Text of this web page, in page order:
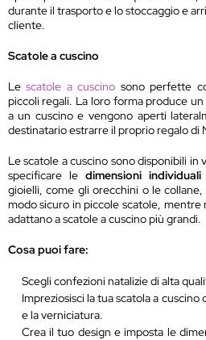
durante il trasporto e lo stoccaggio e
cliente.
Scatole a cuscino
Lescatole a cuscino sono perfette
piccoli regali. La loro forma produce
a un cuscino e vengono aperti
destinatario estrarre il proprio regalo di
Le scatole a cuscino sono disponibili in
specificare ledimensioni individuali
gioielli, come gli orecchini o le
modo sicuro in piccole scatole, mentre
adattano a scatole a cuscino più grandi.
Cosa puoi fare:
Scegli confezioni natalizie di alta
Impreziosisci la tua scatola a
e la verniciatura.
Crea il tuo design e imposta le